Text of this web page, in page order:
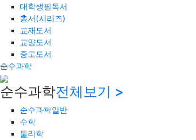
대학생필독서
총서(시리즈)
교재도서
교양도서
중고도서
순수과학
순수과학전체보기 >
순수과학일반
수학
물리학